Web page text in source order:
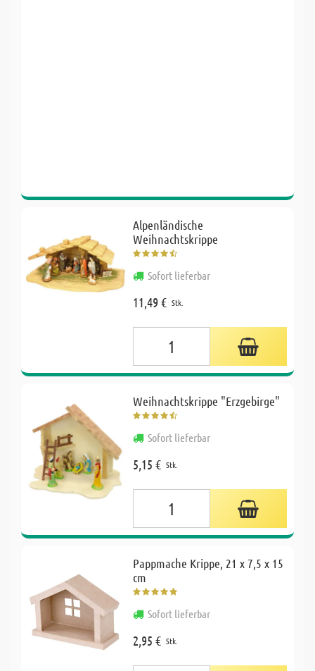
Alpenländische
Weihnachtskrippe
Sofort lieferbar
11,49 € Stk.
Weihnachtskrippe "Erzgebirge"
Sofort lieferbar
5,15 € Stk.
Pappmache Krippe, 21 x 7,5 x 15
cm
Sofort lieferbar
2,95 € Stk.